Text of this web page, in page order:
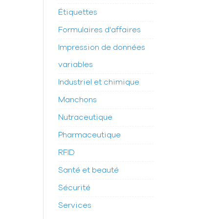
Étiquettes
Formulaires d'affaires
Impression de données
variables
Industriel et chimique
Manchons
Nutraceutique
Pharmaceutique
RFID
Santé et beauté
Sécurité
Services